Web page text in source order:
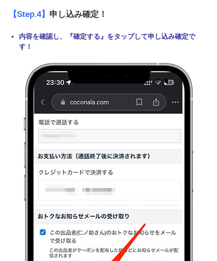
【Step.4】 申し込み確定！
内容を確認し、『確定する』をタップして申し込み確定で
す！